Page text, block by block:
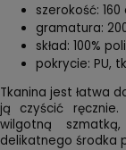
szerokość:
gramatura:
skład: 100%
pokrycie: PU,
Tkanina jest łatwa
ją czyścić ręcznie.
wilgotną
delikatnego środka